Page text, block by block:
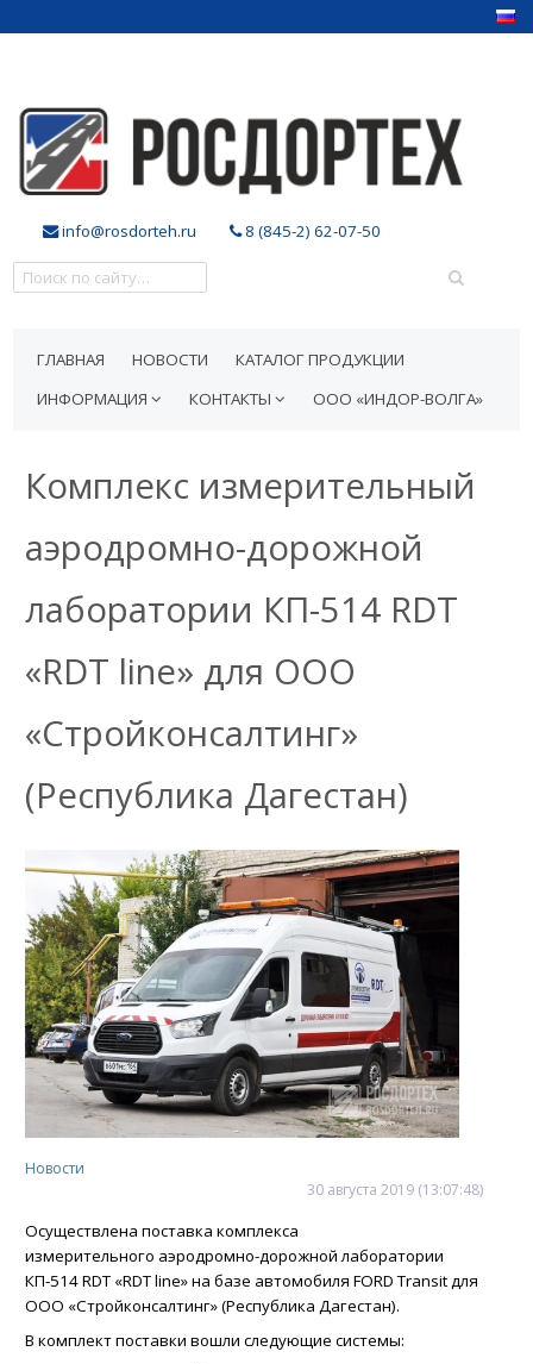
info@rosdorteh.ru 8 (845-2) 62-07-50
ГЛАВНАЯ НОВОСТИ
КАТАЛОГ ПРОДУКЦИИ
ИНФОРМАЦИЯ
КОНТАКТЫ ООО «ИНДОР-ВОЛГА»
Комплекс измерительный
аэродромно-дорожной
лаборатории КП-514 RDT
«RDT line» для ООО
«Стройконсалтинг»
(Республика Дагестан)
Новости
30 августа 2019 (13:07:48)
Осуществлена поставка комплекса
измерительного аэродромно-дорожной лаборатории
КП-514 RDT «RDT line» на базе автомобиля FORD Transit для
ООО «Стройконсалтинг» (Республика Дагестан).
В комплект поставки вошли следующие системы: